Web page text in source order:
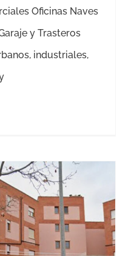
Oficinas Naves
y Trasteros
industriales,